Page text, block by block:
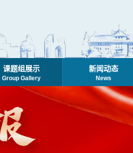
课题组展示
Group Gallery
新闻动态
News